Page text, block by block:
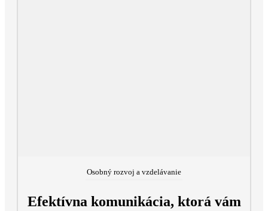
Osobný rozvoj a vzdelávanie
Efektívna komunikácia, ktorá vám